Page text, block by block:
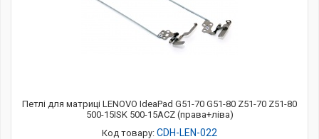
Петлі для матриці LENOVO IdeaPad G51-70 G51-80 Z51-70 Z51-80
500-15ISK 500-15ACZ (права+ліва)
Код товару: CDH-LEN-022